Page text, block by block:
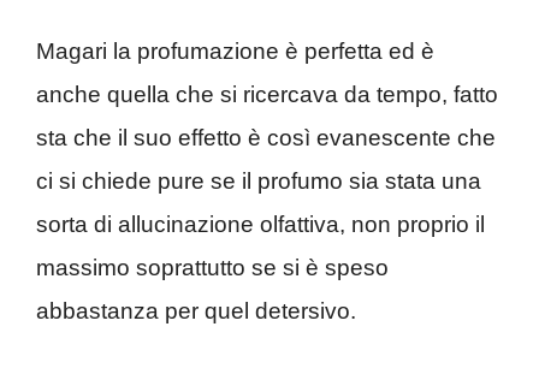
Magari la profumazione è perfetta ed è
anche quella che si ricercava da tempo, fatto
sta che il suo effetto è così evanescente che
ci si chiede pure se il profumo sia stata una
sorta di allucinazione olfattiva, non proprio il
massimo soprattutto se si è speso
abbastanza per quel detersivo.